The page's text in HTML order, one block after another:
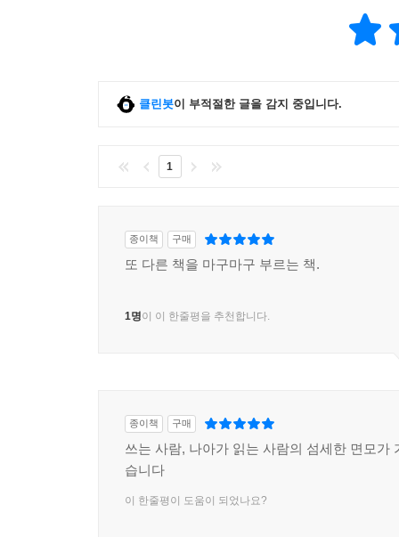
클린봇이 부적절한 글을 감지 중입니다.
1
종이책 구매
또 다른 책을 마구마구 부르는 책.
1명이 이 한줄평을 추천합니다.
종이책 구매
쓰는 사람, 나아가 읽는 사람의 섬세한 면모가
습니다
이 한줄평이 도움이 되었나요?